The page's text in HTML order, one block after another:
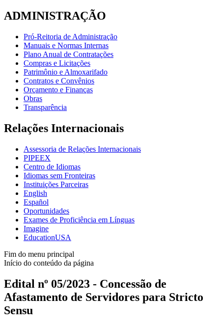
ADMINISTRAÇÃO
Pró-Reitoria de Administração
Manuais e Normas Internas
Plano Anual de Contratações
Compras e Licitações
Patrimônio e Almoxarifado
Contratos e Convênios
Orçamento e Finanças
Obras
Transparência
Relações Internacionais
Assessoria de Relações Internacionais
PIPEEX
Centro de Idiomas
Idiomas sem Fronteiras
Instituições Parceiras
English
Español
Oportunidades
Exames de Proficiência em Línguas
Imagine
EducationUSA
Fim do menu principal
Início do conteúdo da página
Edital nº 05/2023 - Concessão de
Afastamento de Servidores para Stricto
Sensu